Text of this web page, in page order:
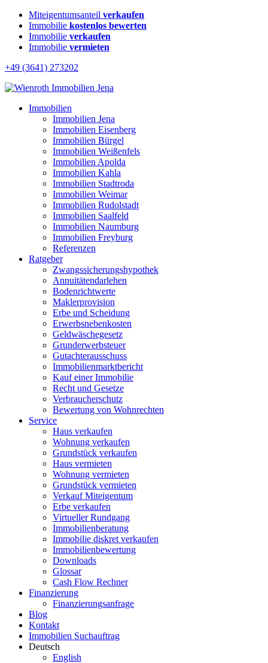
Miteigentumsanteil verkaufen
Immobilie kostenlos bewerten
Immobilie verkaufen
Immobilie vermieten
+49 (3641) 273202
Immobilien
Immobilien Jena
Immobilien Eisenberg
Immobilien Bürgel
Immobilien Weißenfels
Immobilien Apolda
Immobilien Kahla
Immobilien Stadtroda
Immobilien Weimar
Immobilien Rudolstadt
Immobilien Saalfeld
Immobilien Naumburg
Immobilien Freyburg
Referenzen
Ratgeber
Zwangssicherungshypothek
Annuitätendarlehen
Bodenrichtwerte
Maklerprovision
Erbe und Scheidung
Erwerbsnebenkosten
Geldwäschegesetz
Grunderwerbsteuer
Gutachterausschuss
Immobilienmarktbericht
Kauf einer Immobilie
Recht und Gesetze
Verbraucherschutz
Bewertung von Wohnrechten
Service
Haus verkaufen
Wohnung verkaufen
Grundstück verkaufen
Haus vermieten
Wohnung vermieten
Grundstück vermieten
Verkauf Miteigentum
Erbe verkaufen
Virtueller Rundgang
Immobilienberatung
Immobilie diskret verkaufen
Immobilienbewertung
Downloads
Glossar
Cash Flow Rechner
Finanzierung
Finanzierungsanfrage
Blog
Kontakt
Immobilien Suchauftrag
Deutsch
English